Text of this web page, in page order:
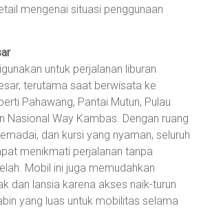
mengenai situasi penggunaan
untuk perjalanan liburan
terutama saat berwisata ke
Pahawang, Pantai Mutun, Pulau
Nasional Way Kambas. Dengan ruang
dan kursi yang nyaman, seluruh
menikmati perjalanan tanpa
Mobil ini juga memudahkan
dan lansia karena akses naik-turun
yang luas untuk mobilitas selama